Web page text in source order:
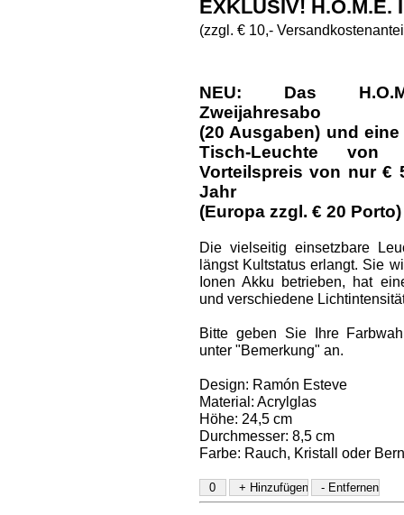
EXKLUSIV! H.O.M.E.
(zzgl. € 10,-
NEU: Das
Zweijahresabo
(20 Ausgaben) und
Tisch-Leuchte von
Vorteilspreis von nur €
Jahr
(Europa zzgl. € 20 Porto)
Die vielseitig einsetzbare
längst Kultstatus erlangt. Sie
Ionen Akku betrieben, hat
und verschiedene
Bitte geben Sie Ihre
unter "Bemerkung" an.
Design: Ramón Esteve
Material: Acrylglas
Höhe: 24,5 cm
Durchmesser: 8,5 cm
Farbe: Rauch, Kristall oder